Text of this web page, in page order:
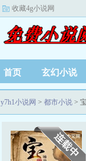
收藏4g小说网
首页 玄幻小说
y7h1小说网 > 都市小说 >